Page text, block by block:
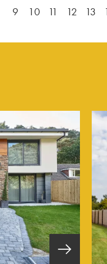
9 10 11 12 13